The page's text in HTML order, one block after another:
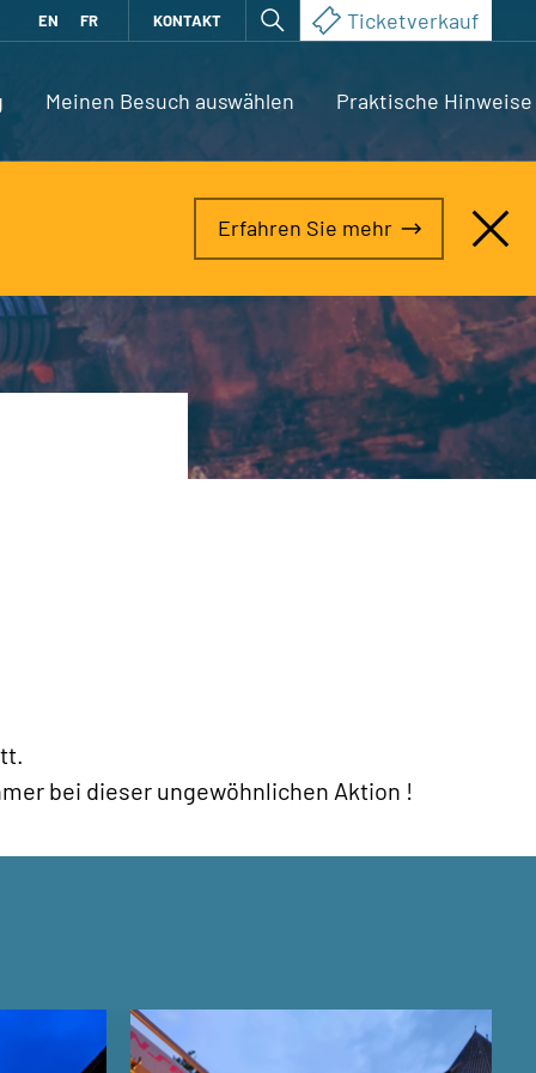
EN FR KONTAKT Ticketverkauf
Meinen Besuch auswählen Praktische Hinweise
Erfahren Sie mehr
bei dieser ungewöhnlichen Aktion !